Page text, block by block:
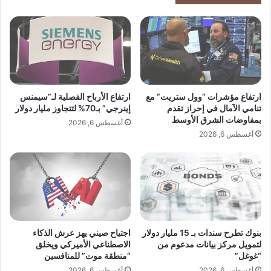
"
س
ط
و
ل
ا
ل
ظ
ل
"
د
ا
ة
ا
ل
م
و
اً
ب
ا
س
ت
خ
د
ا
م
و
ق
أ
ق
ن
ق
ا
ء
ارتفاع مؤشرات “وول ستريت” مع
تنامي الآمال في إحراز تقدم
بمفاوضات الشرق الأوسط
أغسطس 6, 2026
ارتفاع الأرباح الفصلية لـ”سيمنس
إينرجي” بـ70% لتتجاوز مليار دولار
أغسطس 6, 2026
بنوك تطرح سندات بـ 15 مليار دولار
لتمويل مركز بيانات مدعوم من
“غوغل”
اجتياح صيني يهز عرش الذكاء
الاصطناعي الأميركي ويخلق
“منطقة موت” للمنافسين